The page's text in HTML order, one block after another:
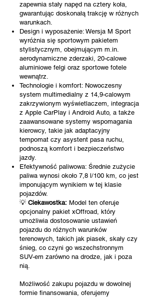
zapewnia stały napęd na cztery koła,
gwarantując doskonałą trakcję w różnych
warunkach.
Design i wyposażenie: Wersja M Sport
wyróżnia się sportowym pakietem
stylistycznym, obejmującym m.in.
aerodynamiczne zderzaki, 20-calowe
aluminiowe felgi oraz sportowe fotele
wewnątrz.
Technologie i komfort: Nowoczesny
system multimedialny z 14,9-calowym
zakrzywionym wyświetlaczem, integracja
z Apple CarPlay i Android Auto, a także
zaawansowane systemy wspomagania
kierowcy, takie jak adaptacyjny
tempomat czy asystent pasa ruchu,
podnoszą komfort i bezpieczeństwo
jazdy.
Efektywność paliwowa: Średnie zużycie
paliwa wynosi około 7,8 l/100 km, co jest
imponującym wynikiem w tej klasie
pojazdów.
💡 Ciekawostka: Model ten oferuje
opcjonalny pakiet xOffroad, który
umożliwia dostosowanie ustawień
pojazdu do różnych warunków
terenowych, takich jak piasek, skały czy
śnieg, co czyni go wszechstronnym
SUV-em zarówno na drodze, jak i poza
nią.
Możliwość zakupu pojazdu w dowolnej
formie finansowania, oferujemy